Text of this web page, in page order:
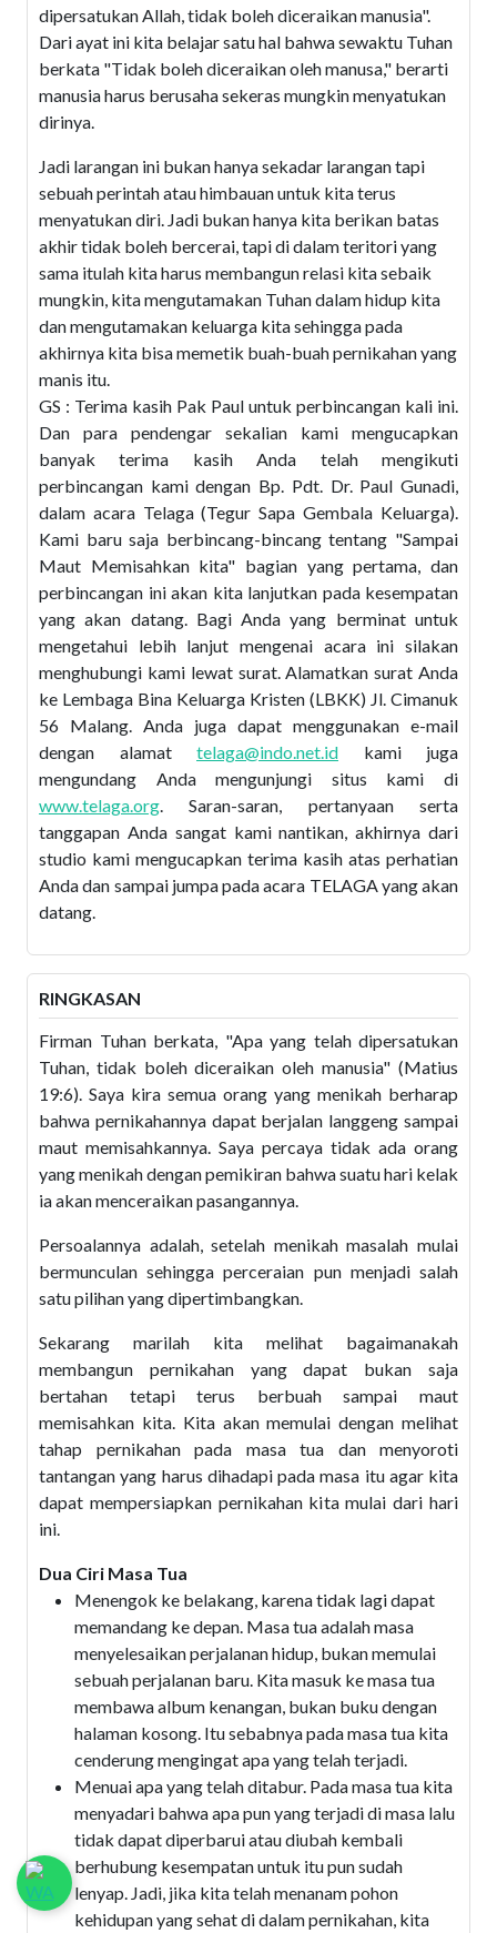
dipersatukan Allah, tidak boleh diceraikan manusia".
Dari ayat ini kita belajar satu hal bahwa sewaktu Tuhan
berkata "Tidak boleh diceraikan oleh manusa," berarti
manusia harus berusaha sekeras mungkin menyatukan
dirinya.
Jadi larangan ini bukan hanya sekadar larangan tapi
sebuah perintah atau himbauan untuk kita terus
menyatukan diri. Jadi bukan hanya kita berikan batas
akhir tidak boleh bercerai, tapi di dalam teritori yang
sama itulah kita harus membangun relasi kita sebaik
mungkin, kita mengutamakan Tuhan dalam hidup kita
dan mengutamakan keluarga kita sehingga pada
akhirnya kita bisa memetik buah-buah pernikahan yang
manis itu.
GS : Terima kasih Pak Paul untuk perbincangan kali ini.
Dan para pendengar sekalian kami mengucapkan
banyak terima kasih Anda telah mengikuti
perbincangan kami dengan Bp. Pdt. Dr. Paul Gunadi,
dalam acara Telaga (Tegur Sapa Gembala Keluarga).
Kami baru saja berbincang-bincang tentang "Sampai
Maut Memisahkan kita" bagian yang pertama, dan
perbincangan ini akan kita lanjutkan pada kesempatan
yang akan datang. Bagi Anda yang berminat untuk
mengetahui lebih lanjut mengenai acara ini silakan
menghubungi kami lewat surat. Alamatkan surat Anda
ke Lembaga Bina Keluarga Kristen (LBKK) Jl. Cimanuk
56 Malang. Anda juga dapat menggunakan e-mail
dengan alamat telaga@indo.net.id kami juga
mengundang Anda mengunjungi situs kami di
www.telaga.org. Saran-saran, pertanyaan serta
tanggapan Anda sangat kami nantikan, akhirnya dari
studio kami mengucapkan terima kasih atas perhatian
Anda dan sampai jumpa pada acara TELAGA yang akan
datang.
RINGKASAN
Firman Tuhan berkata, "Apa yang telah dipersatukan
Tuhan, tidak boleh diceraikan oleh manusia" (Matius
19:6). Saya kira semua orang yang menikah berharap
bahwa pernikahannya dapat berjalan langgeng sampai
maut memisahkannya. Saya percaya tidak ada orang
yang menikah dengan pemikiran bahwa suatu hari kelak
ia akan menceraikan pasangannya.
Persoalannya adalah, setelah menikah masalah mulai
bermunculan sehingga perceraian pun menjadi salah
satu pilihan yang dipertimbangkan.
Sekarang marilah kita melihat bagaimanakah
membangun pernikahan yang dapat bukan saja
bertahan tetapi terus berbuah sampai maut
memisahkan kita. Kita akan memulai dengan melihat
tahap pernikahan pada masa tua dan menyoroti
tantangan yang harus dihadapi pada masa itu agar kita
dapat mempersiapkan pernikahan kita mulai dari hari
ini.
Dua Ciri Masa Tua
Menengok ke belakang, karena tidak lagi dapat
memandang ke depan. Masa tua adalah masa
menyelesaikan perjalanan hidup, bukan memulai
sebuah perjalanan baru. Kita masuk ke masa tua
membawa album kenangan, bukan buku dengan
halaman kosong. Itu sebabnya pada masa tua kita
cenderung mengingat apa yang telah terjadi.
Menuai apa yang telah ditabur. Pada masa tua kita
menyadari bahwa apa pun yang terjadi di masa lalu
tidak dapat diperbarui atau diubah kembali
berhubung kesempatan untuk itu pun sudah
lenyap. Jadi, jika kita telah menanam pohon
kehidupan yang sehat di dalam pernikahan, kita